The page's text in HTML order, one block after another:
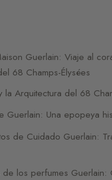
Guerlain: Viaje al
68 Champs-Élysées
la Arquitectura del 68
Guerlain: Una epopeya
de Cuidado Guerlain:
de los perfumes Guerlain: